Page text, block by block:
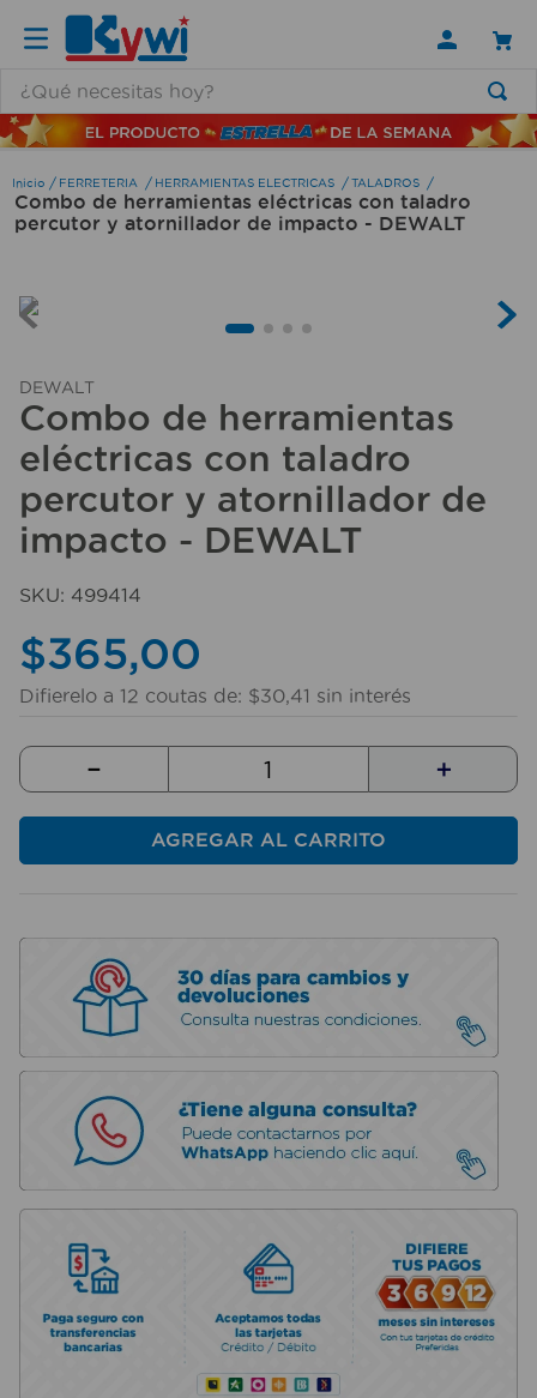
FERRETERIA HERRAMIENTAS ELECTRICAS TALADROS
Combo de herramientas eléctricas con taladro
percutor y atornillador de impacto - DEWALT
DEWALT
Combo de herramientas
eléctricas con taladro
percutor y atornillador de
impacto - DEWALT
SKU: 499414
$365,00
Difierelo a 12 coutas de: $30,41 sin interés
＋
－
AGREGAR AL CARRITO
TÉRMINOS MÁS BUSCADOS
1 .
lamparas
2.
ducha
4.
6.
escritorio
7.
cerradura
8.
aspiradora
9.
fregadero
10 . taladro